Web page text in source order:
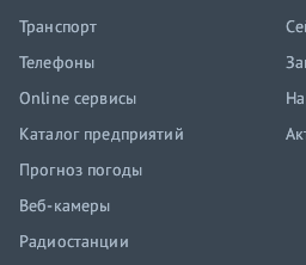
Транспорт
Телефоны
Online сервисы
Каталог предприятий
Прогноз погоды
Веб-камеры
Радиостанции